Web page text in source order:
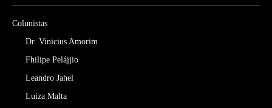
Colunistas
Dr. Vinicius Amorim
Fhilipe Pelájjio
Leandro Jahel
Luiza Malta